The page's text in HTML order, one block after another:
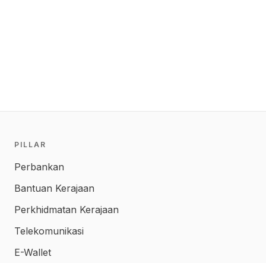
PILLAR
Perbankan
Bantuan Kerajaan
Perkhidmatan Kerajaan
Telekomunikasi
E-Wallet